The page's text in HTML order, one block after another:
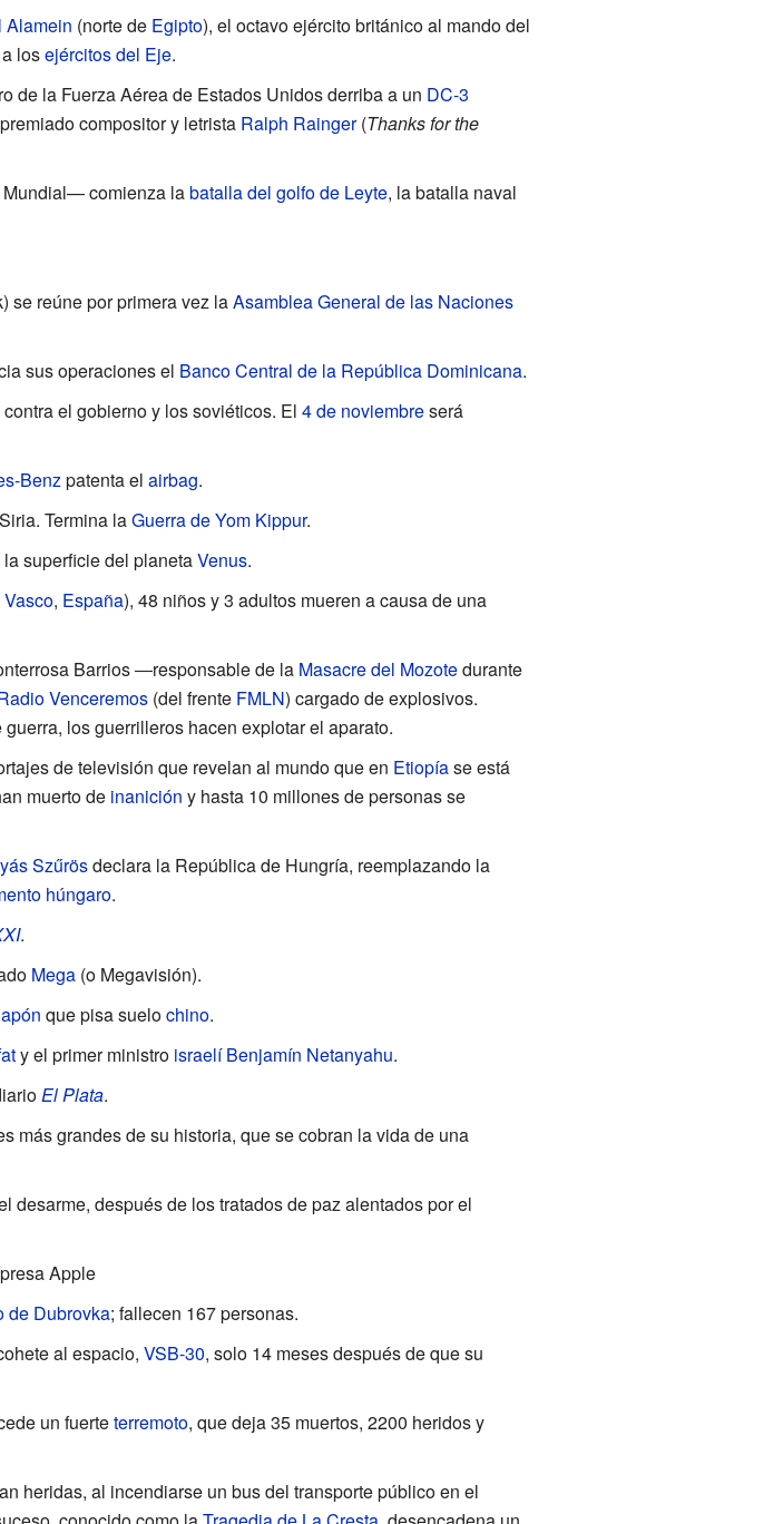
Alamein (norte de Egipto), el octavo ejército británico al mando del
losejércitos del Eje.
de la Fuerza Aérea de Estados Unidos derriba a un DC-3
compositor y letrista Ralph Rainger(Thanks for the
comienza labatalla del golfo de Leyte, la batalla naval
se reúne por primera vez laAsamblea General de las Naciones
sus operaciones el Banco Central de la República Dominicana.
el gobierno y los soviéticos. El 4 de noviembreserá
Benz patenta el airbag.
Termina laGuerra de Yom Kippur.
superficie del planetaVenus.
, España), 48 niños y 3 adultos mueren a causa de una
Barrios ―responsable de la Masacre del Mozotedurante
Venceremos(del frente FMLN) cargado de explosivos.
los guerrilleros hacen explotar el aparato.
de televisión que revelan al mundo que en Etiopíase está
muerto de inanición y hasta 10 millones de personas se
Szűrösdeclara la República de Hungría, reemplazando la
húngaro.
.
Mega(o Megavisión).
que pisa suelochino.
y el primer ministro israelí Benjamín Netanyahu.
El Plata.
más grandes de su historia, que se cobran la vida de una
desarme, después de los tratados de paz alentados por el
Apple
de Dubrovka; fallecen 167personas.
al espacio, VSB-30, solo 14 meses después de que su
un fuerteterremoto, que deja 35 muertos, 2200 heridos y
heridas, al incendiarse un bus del transporte público en el